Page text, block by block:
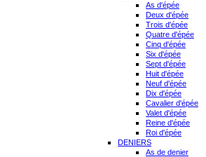
As d'épée
Deux d'épée
Trois d'épée
Quatre d'épée
Cinq d'épée
Six d'épée
Sept d'épée
Huit d'épée
Neuf d'épée
Dix d'épée
Cavalier d'épée
Valet d'épée
Reine d'épée
Roi d'épée
DENIERS
As de denier